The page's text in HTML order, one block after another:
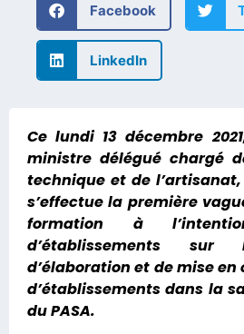
Facebook
LinkedIn
Ce lundi 13 décembre
ministre délégué chargé
technique et de l’artisanat,
s’effectue la première
formation à
d’établissements sur
d’élaboration et de mise
d’établissements dans la
du PASA.